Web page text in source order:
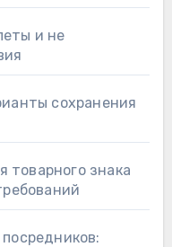
и не
сохранения
товарного знака